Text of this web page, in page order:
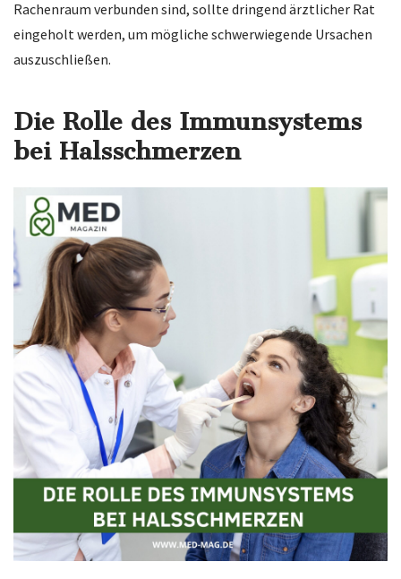
Rachenraum verbunden sind, sollte dringend ärztlicher Rat
eingeholt werden, um mögliche schwerwiegende Ursachen
auszuschließen.
Die Rolle des Immunsystems
bei Halsschmerzen